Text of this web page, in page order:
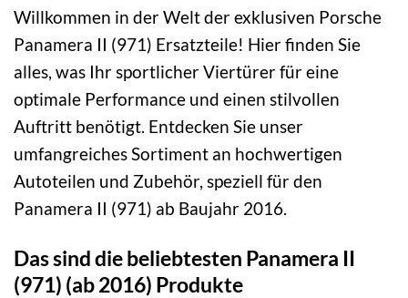
Willkommen in der Welt der exklusiven Porsche
Panamera II (971) Ersatzteile! Hier finden Sie
alles, was Ihr sportlicher Viertürer für eine
optimale Performance und einen stilvollen
Auftritt benötigt. Entdecken Sie unser
umfangreiches Sortiment an hochwertigen
Autoteilen und Zubehör, speziell für den
Panamera II (971) ab Baujahr 2016.
Das sind die beliebtesten Panamera II
(971) (ab 2016) Produkte